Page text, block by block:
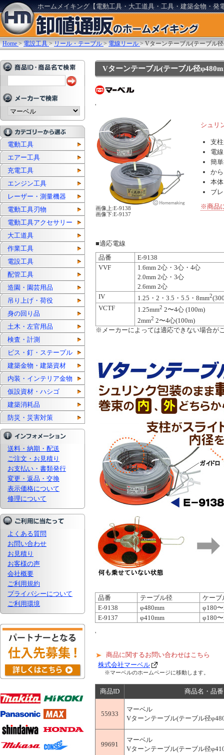
ホームメイキング【電動工具・大工道具・工具・建築金物・発
Home >電設工具 >リール・テーブル >電線リール >Vターンテーブル(テーブル径
電動工具
エアー工具
充電工具
エンジン工具
レーザー・測量機器
電動工具刃物
電動工具アクセサリー
大工道具
作業工具
電設工具
配管工具
造園・園芸用品
吊り上げ・荷役
身の回り品
土木・左官用品
検査・計測
ビス・釘・ステープル
建築金物・建築資材
内装・インテリア金物
仮設資材・ハシゴ
建築消耗品
防災・災害対策
送料・納期・配送
ご注文・お見積り
お支払い・書類発行
変更・返品・交換
表示価格について
修理について
よくある質問
お問い合わせ
お見積り
お客様の声
会社概要
ご利用規約
プライバシーについて
ご利用環境
Vターンテーブル(テーブル径
'
画像上:E-9138
画像下:E-9137
シュリ
支
電
簡
か
本
ブ
※商品
■適応電線
品番
E-9138
VVF
1.6mm 2心・3心・4心
2.0mm 2心・3心
2.6mm 2心
IV
1.25・2・3.5・5.5・8mm2
VCTF
1.25mm2 2〜4心 (100m)
2mm2 2〜4心(100m)
※メーカーによっては適応できない場合が
品番 テーブル径
ケーブ
E-9138
φ480mm
φ180
E-9137
φ410mm φ180
'
商品に関するお問い合わせはこちら
株式会社マーベル
※マーベルのホームページに移動します。
商品ID 商品名・品番
55933
マーベル
Vターンテーブル(テーブル径
99691
マーベル
Vターンテーブル(テーブル径